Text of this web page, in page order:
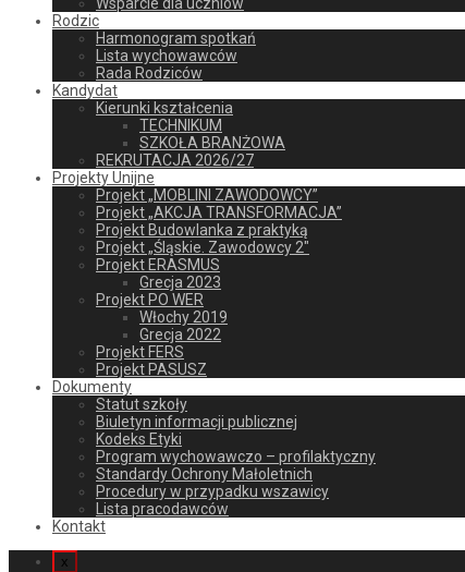
Rodzic
Harmonogram spotkań
Lista wychowawców
Rada Rodziców
Kandydat
Kierunki kształcenia
TECHNIKUM
SZKOŁA BRANŻOWA
REKRUTACJA 2026/27
Projekty Unijne
Projekt „MOBLINI ZAWODOWCY”
Projekt „AKCJA TRANSFORMACJA”
Projekt Budowlanka z praktyką
Projekt „Śląskie. Zawodowcy 2″
Projekt ERASMUS
Grecja 2023
Projekt PO WER
Włochy 2019
Grecja 2022
Projekt FERS
Projekt PASUSZ
Dokumenty
Statut szkoły
Biuletyn informacji publicznej
Kodeks Etyki
Program wychowawczo – profilaktyczny
Standardy Ochrony Małoletnich
Procedury w przypadku wszawicy
Lista pracodawców
Kontakt
x